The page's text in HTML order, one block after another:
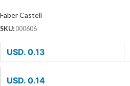
Faber Castell
SKU: 000606
USD. 0.13
USD. 0.14